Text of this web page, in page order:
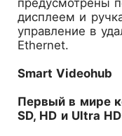
предусмотрены
дисплеем и
управление в
Ethernet.
Smart Videohub
Первый в мире
SD, HD и Ultra HD